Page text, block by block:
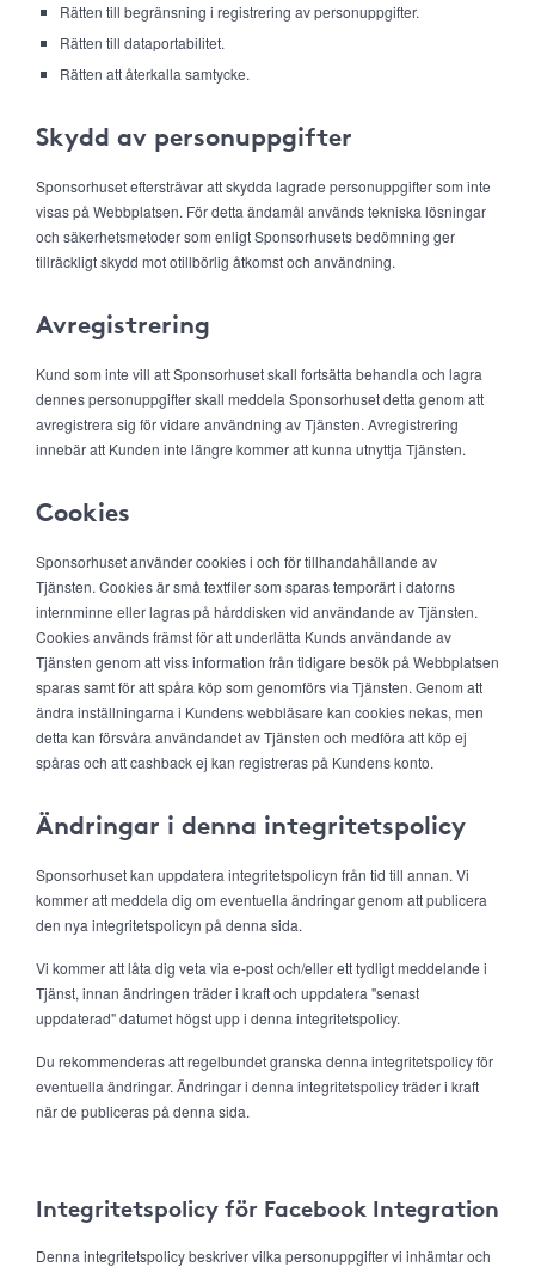
Rätten till begränsning i registrering av personuppgifter.
Rätten till dataportabilitet.
Rätten att återkalla samtycke.
Skydd av personuppgifter
Sponsorhuset eftersträvar att skydda lagrade personuppgifter som inte
visas på Webbplatsen. För detta ändamål används tekniska lösningar
och säkerhetsmetoder som enligt Sponsorhusets bedömning ger
tillräckligt skydd mot otillbörlig åtkomst och användning.
Avregistrering
Kund som inte vill att Sponsorhuset skall fortsätta behandla och lagra
dennes personuppgifter skall meddela Sponsorhuset detta genom att
avregistrera sig för vidare användning av Tjänsten. Avregistrering
innebär att Kunden inte längre kommer att kunna utnyttja Tjänsten.
Cookies
Sponsorhuset använder cookies i och för tillhandahållande av
Tjänsten. Cookies är små textfiler som sparas temporärt i datorns
internminne eller lagras på hårddisken vid användande av Tjänsten.
Cookies används främst för att underlätta Kunds användande av
Tjänsten genom att viss information från tidigare besök på Webbplatsen
sparas samt för att spåra köp som genomförs via Tjänsten. Genom att
ändra inställningarna i Kundens webbläsare kan cookies nekas, men
detta kan försvåra användandet av Tjänsten och medföra att köp ej
spåras och att cashback ej kan registreras på Kundens konto.
Ändringar i denna integritetspolicy
Sponsorhuset kan uppdatera integritetspolicyn från tid till annan. Vi
kommer att meddela dig om eventuella ändringar genom att publicera
den nya integritetspolicyn på denna sida.
Vi kommer att låta dig veta via e-post och/eller ett tydligt meddelande i
Tjänst, innan ändringen träder i kraft och uppdatera "senast
uppdaterad" datumet högst upp i denna integritetspolicy.
Du rekommenderas att regelbundet granska denna integritetspolicy för
eventuella ändringar. Ändringar i denna integritetspolicy träder i kraft
när de publiceras på denna sida.
Integritetspolicy för Facebook Integration
Denna integritetspolicy beskriver vilka personuppgifter vi inhämtar och